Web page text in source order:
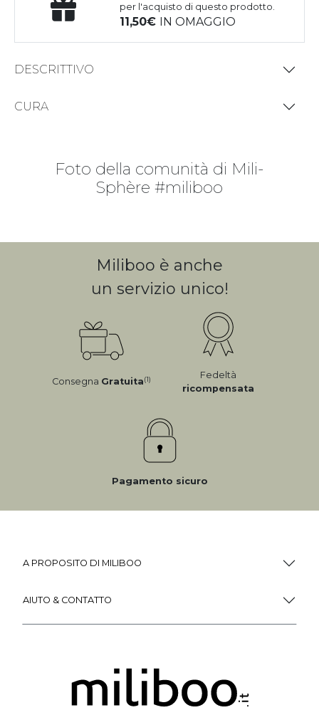
per l'acquisto di questo prodotto.
11,50 IN OMAGGIO
DESCRITTIVO
CURA
Foto della comunità di Mili-
Sphère #miliboo
Miliboo è anche
un servizio unico!
Consegna Gratuita(1)
Fedeltà
ricompensata
Pagamento sicuro
A PROPOSITO DI MILIBOO
AIUTO & CONTATTO